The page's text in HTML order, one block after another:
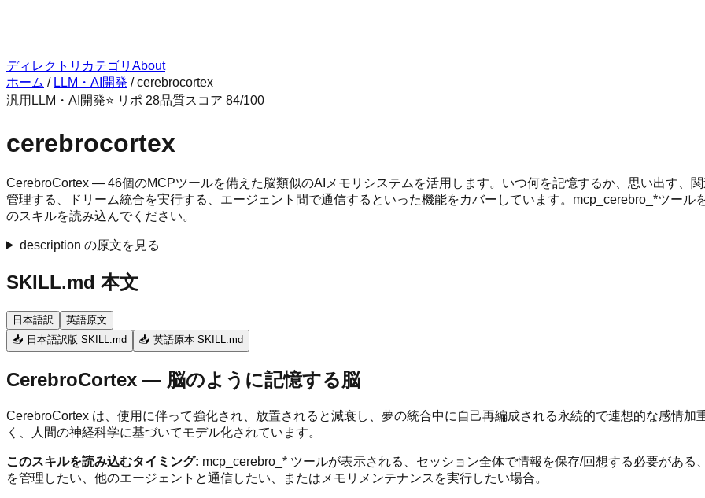
ディレクトリ カテゴリ About
ホーム / LLM・AI開発 /cerebrocortex
汎用 LLM・AI開発⭐ リポ 28品質スコア 84/100
cerebrocortex
CerebroCortex — 46個のMCPツールを備えた脳類似のAIメモリシステムを活用します。いつ何を記憶するか、思い出す、
管理する、ドリーム統合を実行する、エージェント間で通信するといった機能をカバーしています。mcp_cerebro_*ツー
のスキルを読み込んでください。
description の原文を見る
SKILL.md 本文
日本語訳
英語原文
📥 日本語訳版 SKILL.md
📥 英語原本 SKILL.md
CerebroCortex — 脳のように記憶する脳
CerebroCortex は、使用に伴って強化され、放置されると減衰し、夢の統合中に自己再編成される永続的で連想的な感情
く、人間の神経科学に基づいてモデル化されています。
このスキルを読み込むタイミング: mcp_cerebro_* ツールが表示される、セッション全体で情報を保存/回想する必要があ
を管理したい、他のエージェントと通信したい、またはメモリメンテナンスを実行したい場合。